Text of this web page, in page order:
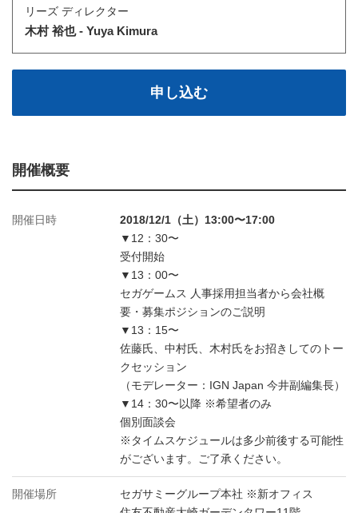
リーズ ディレクター
木村 裕也 - Yuya Kimura
申し込む
開催概要
開催日時
2018/12/1（土）13:00〜17:00
▼12：30〜
受付開始
▼13：00〜
セガゲームス 人事採用担当者から会社概
要・募集ポジションのご説明
▼13：15〜
佐藤氏、中村氏、木村氏をお招きしてのトー
クセッション
（モデレーター：IGN Japan 今井副編集長）
▼14：30〜以降 ※希望者のみ
個別面談会
※タイムスケジュールは多少前後する可能性
がございます。ご了承ください。
開催場所
セガサミーグループ本社 ※新オフィス